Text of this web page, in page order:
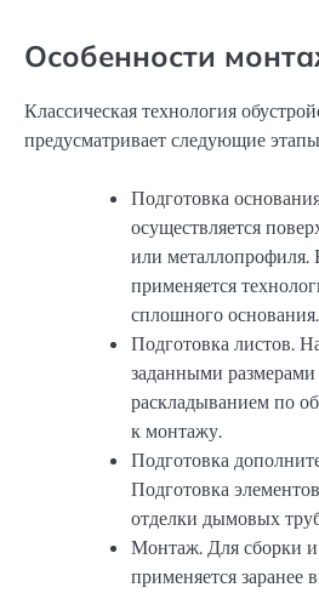
Особенности
Классическая технология
предусматривает следующие
Подготовка
осуществляется
или металлопрофиля.
применяется
сплошного основания.
Подготовка листов.
заданными
раскладыванием по
к монтажу.
Подготовка
Подготовка
отделки дымовых
Монтаж. Для сборки
применяется заранее